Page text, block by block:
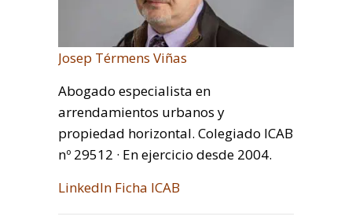
Josep Térmens Viñas
Abogado especialista en
arrendamientos urbanos y
propiedad horizontal. Colegiado ICAB
nº 29512 · En ejercicio desde 2004.
LinkedIn Ficha ICAB